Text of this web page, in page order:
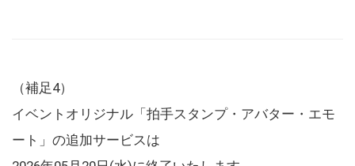
（補足4）
イベントオリジナル「拍手スタンプ・アバター・エモ
ート」の追加サービスは